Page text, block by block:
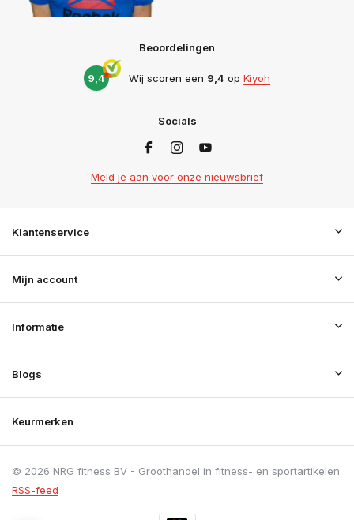
Beoordelingen
9,4 Wij scoren een 9,4 op Kiyoh
Socials
Meld je aan voor onze nieuwsbrief
Klantenservice
Mijn account
Informatie
Blogs
Keurmerken
© 2026 NRG fitness BV - Groothandel in fitness- en sportartikelen
RSS-feed